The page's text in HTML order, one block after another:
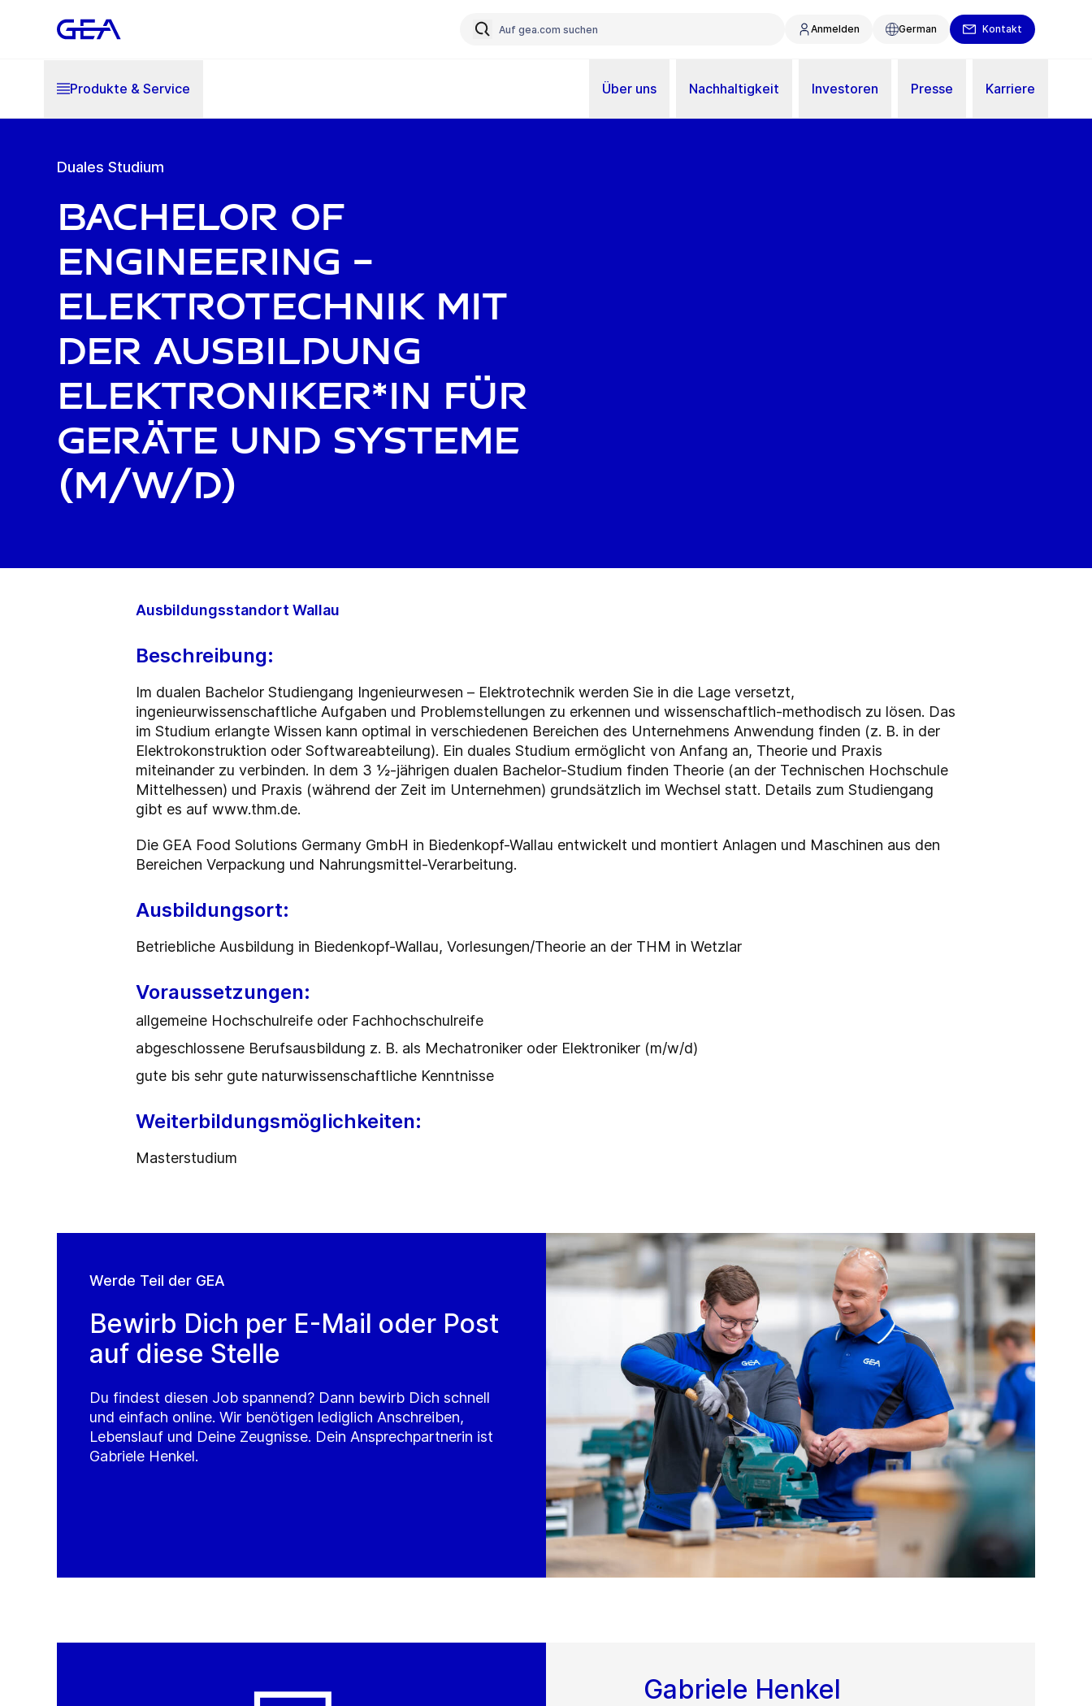
Anmelden German Kontakt
Produkte & Service Über uns Nachhaltigkeit Investoren Presse Karriere
Duales Studium
Bachelor of
Engineering –
Elektrotechnik mit
der Ausbildung
Elektroniker*in für
Geräte und Systeme
(m/w/d)
Ausbildungsstandort Wallau
Beschreibung:
Im dualen Bachelor Studiengang Ingenieurwesen – Elektrotechnik werden Sie in die Lage versetzt,
ingenieurwissenschaftliche Aufgaben und Problemstellungen zu erkennen und wissenschaftlich-methodisch zu lösen. Das
im Studium erlangte Wissen kann optimal in verschiedenen Bereichen des Unternehmens Anwendung finden (z. B. in der
Elektrokonstruktion oder Softwareabteilung). Ein duales Studium ermöglicht von Anfang an, Theorie und Praxis
miteinander zu verbinden. In dem 3 ½-jährigen dualen Bachelor-Studium finden Theorie (an der Technischen Hochschule
Mittelhessen) und Praxis (während der Zeit im Unternehmen) grundsätzlich im Wechsel statt. Details zum Studiengang
gibt es auf www.thm.de.
Die GEA Food Solutions Germany GmbH in Biedenkopf-Wallau entwickelt und montiert Anlagen und Maschinen aus den
Bereichen Verpackung und Nahrungsmittel-Verarbeitung.
Ausbildungsort:
Betriebliche Ausbildung in Biedenkopf-Wallau, Vorlesungen/Theorie an der THM in Wetzlar
Voraussetzungen:
allgemeine Hochschulreife oder Fachhochschulreife
abgeschlossene Berufsausbildung z. B. als Mechatroniker oder Elektroniker (m/w/d)
gute bis sehr gute naturwissenschaftliche Kenntnisse
Weiterbildungsmöglichkeiten:
Masterstudium
Werde Teil der GEA
Bewirb Dich per E-Mail oder Post
auf diese Stelle
Du findest diesen Job spannend? Dann bewirb Dich schnell
und einfach online. Wir benötigen lediglich Anschreiben,
Lebenslauf und Deine Zeugnisse. Dein Ansprechpartnerin ist
Gabriele Henkel.
Gabriele Henkel